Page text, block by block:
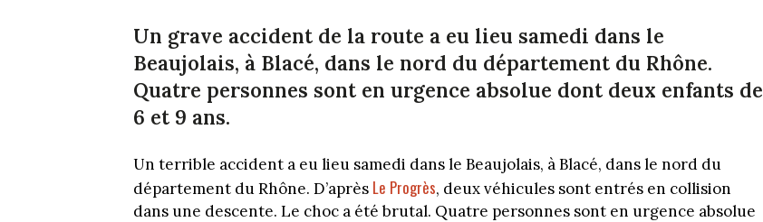
Un grave accident de la route a eu lieu samedi dans le
Beaujolais, à Blacé, dans le nord du département du Rhône.
Quatre personnes sont en urgence absolue dont deux enfants de
6 et 9 ans.
Un terrible accident a eu lieu samedi dans le Beaujolais, à Blacé, dans le nord du
département du Rhône. D’après Le Progrès, deux véhicules sont entrés en collision
dans une descente. Le choc a été brutal. Quatre personnes sont en urgence absolue